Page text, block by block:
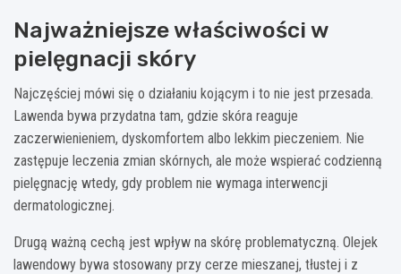
Najważniejsze właściwości w
pielęgnacji skóry
Najczęściej mówi się o działaniu kojącym i to nie jest przesada.
Lawenda bywa przydatna tam, gdzie skóra reaguje
zaczerwienieniem, dyskomfortem albo lekkim pieczeniem. Nie
zastępuje leczenia zmian skórnych, ale może wspierać codzienną
pielęgnację wtedy, gdy problem nie wymaga interwencji
dermatologicznej.
Drugą ważną cechą jest wpływ na skórę problematyczną. Olejek
lawendowy bywa stosowany przy cerze mieszanej, tłustej i z